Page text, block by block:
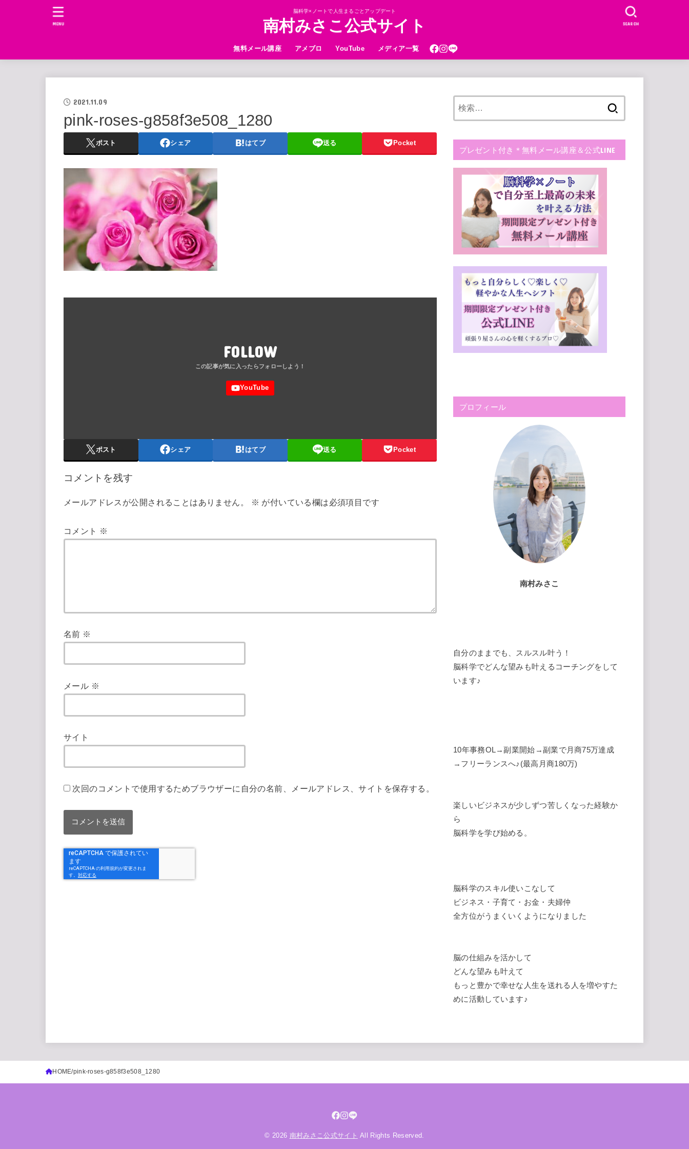
脳科学×ノートで人生まるごとアップデート
南村みさこ公式サイト
無料メール講座 アメブロ YouTube メディア一覧
SEARCH
MENU
2021.11.09
pink-roses-g858f3e508_1280
ポスト シェア はてブ 送る Pocket
FOLLOW
ポスト シェア はてブ 送る Pocket
コメントを残す
メールアドレスが公開されることはありません。 ※ が付いている欄は必須項目です
コメント ※
名前 ※
メール ※
サイト
次回のコメントで使用するためブラウザーに自分の名前、メールアドレス、サイトを保存する。
プレゼント付き＊無料メール講座＆公式LINE
プロフィール
南村みさこ
自分のままでも、スルスル叶う！
脳科学でどんな望みも叶えるコーチングをして
います♪
10年事務OL→副業開始→副業で月商75万達成
→フリーランスへ♪(最高月商180万)
楽しいビジネスが少しずつ苦しくなった経験か
ら
脳科学を学び始める。
脳科学のスキル使いこなして
ビジネス・子育て・お金・夫婦仲
全方位がうまくいくようになりました
脳の仕組みを活かして
どんな望みも叶えて
もっと豊かで幸せな人生を送れる人を増やすた
めに活動しています♪
HOME pink-roses-g858f3e508_1280
© 2026 南村みさこ公式サイト All Rights Reserved.